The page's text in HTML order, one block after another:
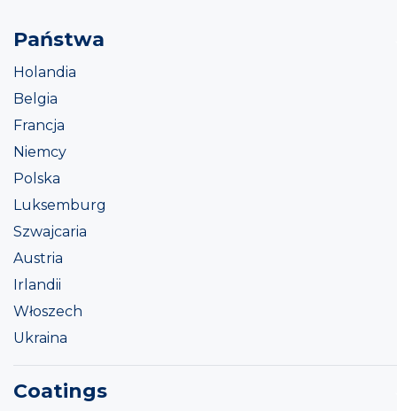
Państwa
Holandia
Belgia
Francja
Niemcy
Polska
Luksemburg
Szwajcaria
Austria
Irlandii
Włoszech
Ukraina
Coatings